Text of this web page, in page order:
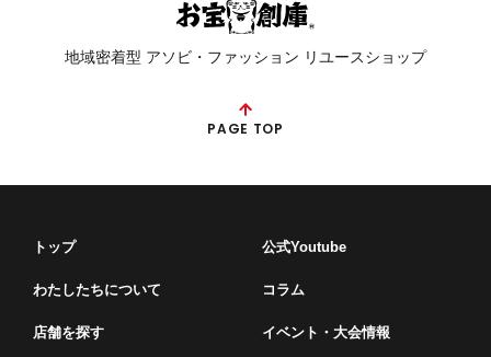
地域密着型 アソビ・ファッション リユースショップ
PAGE TOP
トップ
わたしたちについて
店舗を探す
公式Youtube
コラム
イベント・⼤会情報